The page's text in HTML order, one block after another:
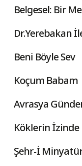
Belgesel: Bir
Dr.Yerebakan
Beni Böyle Sev
Koçum Babam
Avrasya
Köklerin İzinde
Şehr-İ